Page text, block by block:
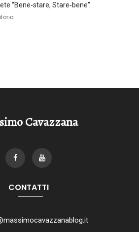
“Bene‑stare, Stare‑bene”
Cavazzana
CONTATTI